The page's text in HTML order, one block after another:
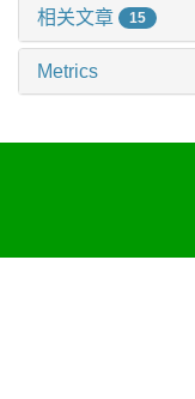
相关文章 15
Metrics